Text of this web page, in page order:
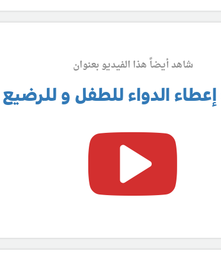
شاهد أيضاً هذا الفيديو بعنوان
إعطاء الدواء للطفل و للرضيع